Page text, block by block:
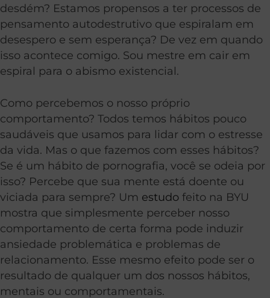
desdém? Estamos propensos a ter processos de
pensamento autodestrutivo que espiralam em
desespero e sem esperança? De vez em quando
isso acontece comigo. Sou mestre em cair em
espiral para o abismo existencial.
Como percebemos o nosso próprio
comportamento? Todos temos hábitos pouco
saudáveis que usamos para lidar com o estresse
da vida. Mas o que fazemos com esses hábitos?
Se é um hábito de pornografia, você se odeia por
isso? Percebe que sua mente está doente ou
viciada para sempre? Um estudo feito na BYU
mostra que simplesmente perceber nosso
comportamento de certa forma pode induzir
ansiedade problemática e problemas de
relacionamento. Esse mesmo efeito pode ser o
resultado de qualquer um dos nossos hábitos,
mentais ou comportamentais.